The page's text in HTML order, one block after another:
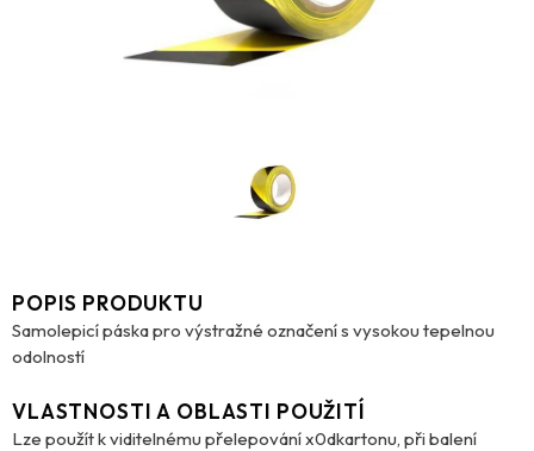
POPIS PRODUKTU
Samolepicí páska pro výstražné označení s vysokou tepelnou
odolností
VLASTNOSTI A OBLASTI POUŽITÍ
Lze použít k viditelnému přelepování x0dkartonu, při balení